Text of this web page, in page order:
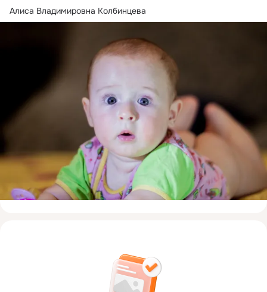
Алиса Владимировна Колбинцева